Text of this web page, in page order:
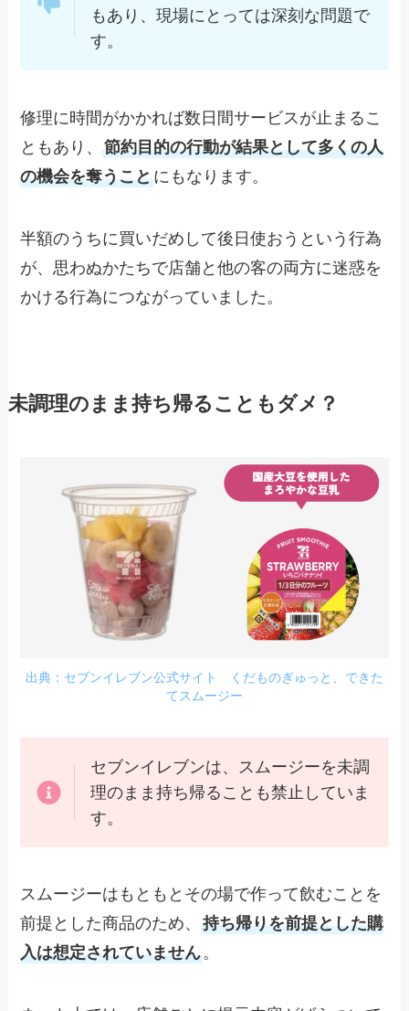
もあり、現場にとっては深刻な問題で
す。
修理に時間がかかれば数日間サービスが止まるこ
ともあり、節約目的の行動が結果として多くの人
の機会を奪うことにもなります。
半額のうちに買いだめして後日使おうという行為
が、思わぬかたちで店舗と他の客の両方に迷惑を
かける行為につながっていました。
未調理のまま持ち帰ることもダメ？
出典：セブンイレブン公式サイト くだものぎゅっと、できた
てスムージー
セブンイレブンは、スムージーを未調
理のまま持ち帰ることも禁止していま
す。
スムージーはもともとその場で作って飲むことを
前提とした商品のため、持ち帰りを前提とした購
入は想定されていません。